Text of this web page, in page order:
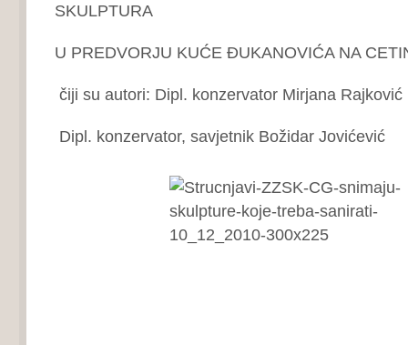
SKULPTURA
U PREDVORJU KUĆE ĐUKANOVIĆA NA
čiji su autori: Dipl. konzervator Mirjana Rajković
Dipl. konzervator, savjetnik Božidar Jovićević